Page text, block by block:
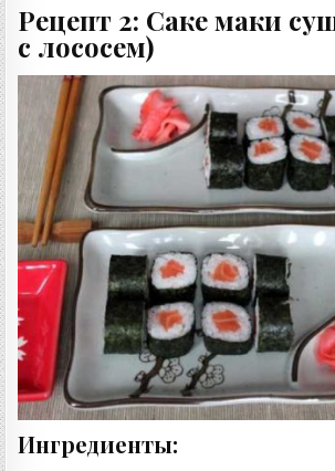
Рецепт 2: Саке маки
с лососем)
Ингредиенты: